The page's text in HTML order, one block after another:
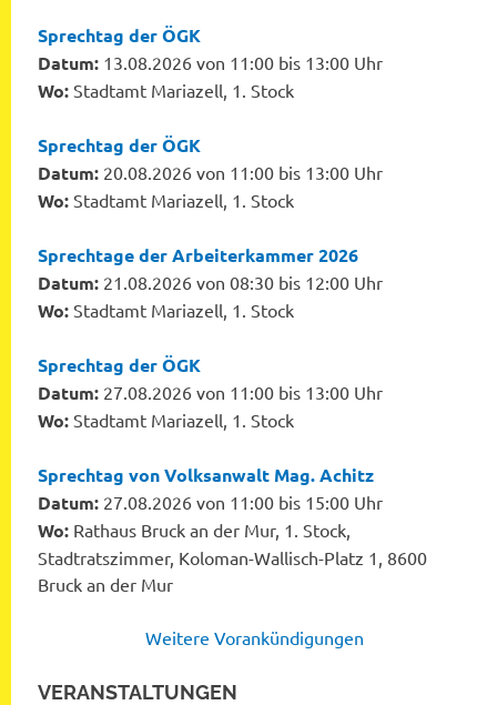
Sprechtag der ÖGK
Datum: 13.08.2026 von 11:00 bis 13:00 Uhr
Wo: Stadtamt Mariazell, 1. Stock
Sprechtag der ÖGK
Datum: 20.08.2026 von 11:00 bis 13:00 Uhr
Wo: Stadtamt Mariazell, 1. Stock
Sprechtage der Arbeiterkammer 2026
Datum: 21.08.2026 von 08:30 bis 12:00 Uhr
Wo: Stadtamt Mariazell, 1. Stock
Sprechtag der ÖGK
Datum: 27.08.2026 von 11:00 bis 13:00 Uhr
Wo: Stadtamt Mariazell, 1. Stock
Sprechtag von Volksanwalt Mag. Achitz
Datum: 27.08.2026 von 11:00 bis 15:00 Uhr
Wo: Rathaus Bruck an der Mur, 1. Stock,
Stadtratszimmer, Koloman-Wallisch-Platz 1, 8600
Bruck an der Mur
Weitere Vorankündigungen
VERANSTALTUNGEN